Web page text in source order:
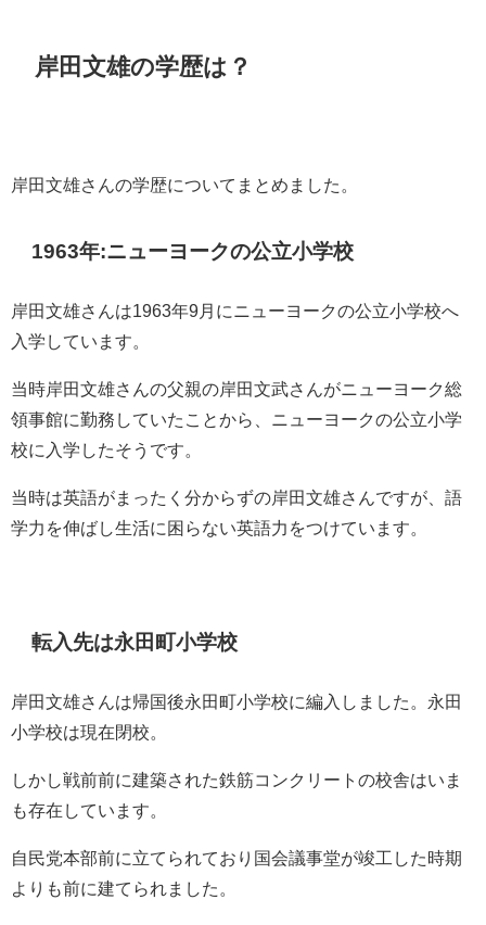
岸田文雄の学歴は？
岸田文雄さんの学歴についてまとめました。
1963年:ニューヨークの公立小学校
岸田文雄さんは1963年9月に ニューヨークの公立小学校へ
入学しています。
当時岸田文雄さんの父親の岸田文武さんがニューヨーク総
領事館に勤務していたことから、ニューヨークの公立小学
校に入学したそうです。
当時は英語がまったく分からずの岸田文雄さんですが、語
学力を伸ばし生活に困らない英語力をつけています。
転入先は永田町小学校
岸田文雄さんは帰国後永田町小学校に編入しました。永田
小学校は現在閉校。
しかし戦前前に建築された鉄筋コンクリートの校舎はいま
も存在しています。
自民党本部前に立てられており国会議事堂が竣工した時期
よりも前に建てられました。